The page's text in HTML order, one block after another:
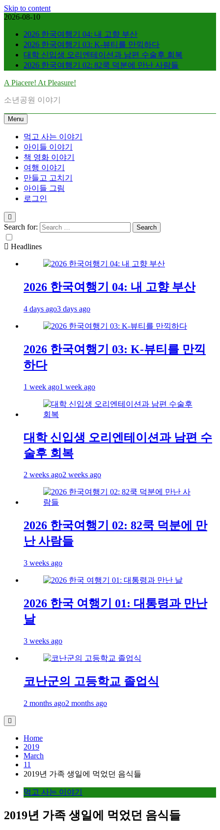
Skip to content
2026-08-10
2026 한국여행기 04: 내 고향 부산
2026 한국여행기 03: K-뷰티를 만끽하다
대학 신입생 오리엔테이션과 남편 수술후 회복
2026 한국여행기 02: 82쿡 덕분에 만난 사람들
A Piacere! At Pleasure!
소년공원 이야기
Menu
먹고 사는 이야기
아이들 이야기
책 영화 이야기
여행 이야기
만들고 고치기
아이들 그림
로그인
Search for:
Headlines
2026 한국여행기 04: 내 고향 부산
4 days ago3 days ago
2026 한국여행기 03: K-뷰티를 만끽
하다
1 week ago1 week ago
대학 신입생 오리엔테이션과 남편 수
술후 회복
2 weeks ago2 weeks ago
2026 한국여행기 02: 82쿡 덕분에 만
난 사람들
3 weeks ago
2026 한국 여행기 01: 대통령과 만난
날
3 weeks ago
코난군의 고등학교 졸업식
2 months ago2 months ago
Home
2019
March
11
2019년 가족 생일에 먹었던 음식들
먹고 사는 이야기
2019년 가족 생일에 먹었던 음식들